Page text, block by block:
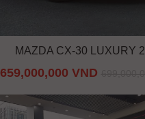
MAZDA CX-30 LUXURY
659,000,000 VND